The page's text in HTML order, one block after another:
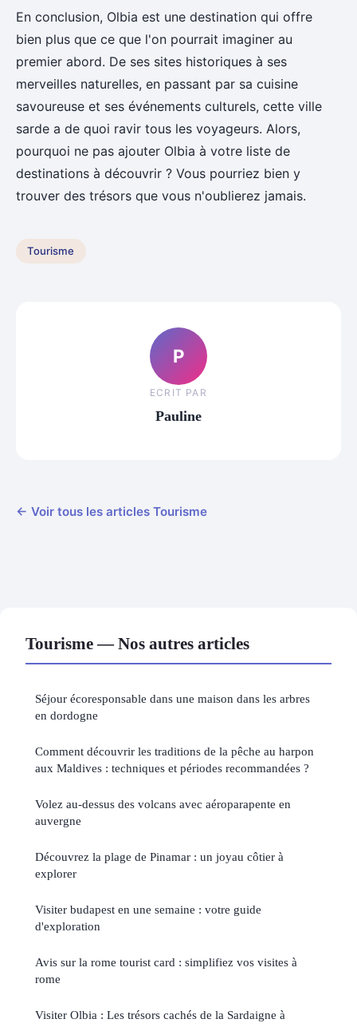
En conclusion, Olbia est une destination qui offre
bien plus que ce que l'on pourrait imaginer au
premier abord. De ses sites historiques à ses
merveilles naturelles, en passant par sa cuisine
savoureuse et ses événements culturels, cette ville
sarde a de quoi ravir tous les voyageurs. Alors,
pourquoi ne pas ajouter Olbia à votre liste de
destinations à découvrir ? Vous pourriez bien y
trouver des trésors que vous n'oublierez jamais.
Tourisme
P
ECRIT PAR
Pauline
← Voir tous les articles Tourisme
Tourisme — Nos autres articles
Séjour écoresponsable dans une maison dans les arbres
en dordogne
Comment découvrir les traditions de la pêche au harpon
aux Maldives : techniques et périodes recommandées ?
Volez au-dessus des volcans avec aéroparapente en
auvergne
Découvrez la plage de Pinamar : un joyau côtier à
explorer
Visiter budapest en une semaine : votre guide
d'exploration
Avis sur la rome tourist card : simplifiez vos visites à
rome
Visiter Olbia : Les trésors cachés de la Sardaigne à